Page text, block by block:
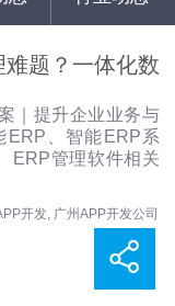
题？一体化数
｜提升企业业务与
ERP、智能ERP系
ERP管理软件相关
开发, 广州APP开发公司